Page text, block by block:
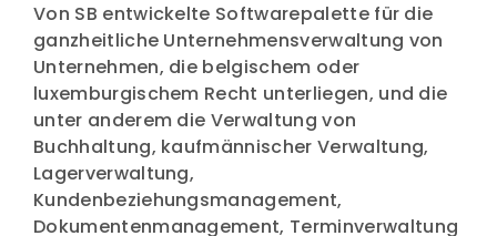
Von SB entwickelte Softwarepalette für die
ganzheitliche Unternehmensverwaltung von
Unternehmen, die belgischem oder
luxemburgischem Recht unterliegen, und die
unter anderem die Verwaltung von
Buchhaltung, kaufmännischer Verwaltung,
Lagerverwaltung,
Kundenbeziehungsmanagement,
Dokumentenmanagement, Terminverwaltung